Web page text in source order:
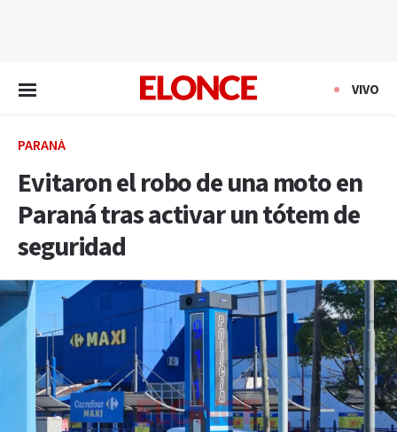
VIVO
PARANÁ
Evitaron el robo de una moto en
Paraná tras activar un tótem de
seguridad